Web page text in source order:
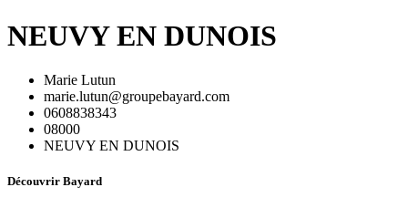
NEUVY EN DUNOIS
Marie Lutun
marie.lutun@groupebayard.com
0608838343
08000
NEUVY EN DUNOIS
Découvrir Bayard